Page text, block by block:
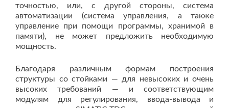
точностью, или, с другой стороны, система
автоматизации (система управления, а также
управление при помощи программы, хранимой в
памяти), не может предложить необходимую
мощность.
Благодаря различным формам построения
структуры со стойками — для невысоких и очень
высоких требований — и соответствующим
модулям для регулирования, ввода-вывода и